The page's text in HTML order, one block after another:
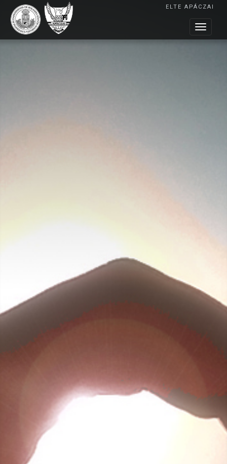
ELTE APÁCZAI